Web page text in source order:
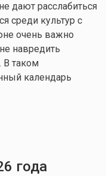
дают расслабиться
среди культур с
очень важно
навредить
В таком
календарь
года